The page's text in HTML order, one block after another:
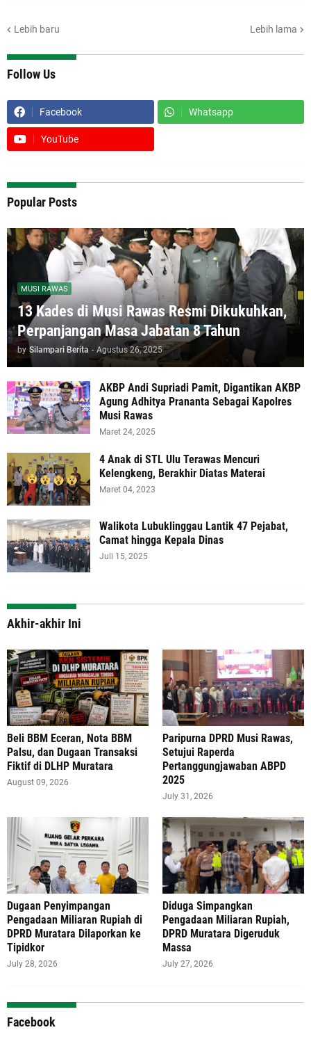
Lebih baru Lebih lama
Follow Us
Facebook Whatsapp
YouTube
Popular Posts
MUSI RAWAS
13 Kades di Musi Rawas Resmi Dikukuhkan,
Perpanjangan Masa Jabatan 8 Tahun
by Silampari Berita - Agustus 26, 2025
AKBP Andi Supriadi Pamit, Digantikan AKBP
Agung Adhitya Prananta Sebagai Kapolres
Musi Rawas
Maret 24, 2025
4 Anak di STL Ulu Terawas Mencuri
Kelengkeng, Berakhir Diatas Materai
Maret 04, 2023
Walikota Lubuklinggau Lantik 47 Pejabat,
Camat hingga Kepala Dinas
Juli 15, 2025
Akhir-akhir Ini
‎Beli BBM Eceran, Nota BBM
Palsu, dan Dugaan Transaksi
Fiktif di DLHP Muratara
August 09, 2026
Paripurna DPRD Musi Rawas,
Setujui Raperda
Pertanggungjawaban ABPD
2025
July 31, 2026
‎Dugaan Penyimpangan
Pengadaan Miliaran Rupiah di
DPRD Muratara Dilaporkan ke
Tipidkor
July 28, 2026
Diduga Simpangkan
Pengadaan Miliaran Rupiah,
DPRD Muratara Digeruduk
Massa
July 27, 2026
Facebook